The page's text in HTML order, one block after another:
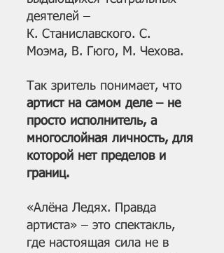
деятелей –
К. Станиславского. С.
Моэма, В. Гюго, М. Чехова.
Так зритель понимает, что
артист на самом деле – не
просто исполнитель, а
многослойная личность, для
которой нет пределов и
границ.
«Алёна Ледях. Правда
артиста» – это спектакль,
где настоящая сила не в